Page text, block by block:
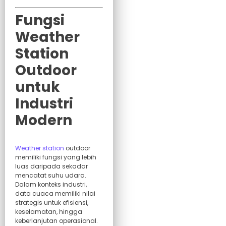
Fungsi
Weather
Station
Outdoor
untuk
Industri
Modern
Weather station outdoor
memiliki fungsi yang lebih
luas daripada sekadar
mencatat suhu udara.
Dalam konteks industri,
data cuaca memiliki nilai
strategis untuk efisiensi,
keselamatan, hingga
keberlanjutan operasional.